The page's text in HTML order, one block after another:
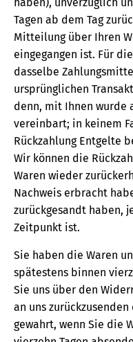
Tagen ab dem Tag
Mitteilung über Ihren
eingegangen ist. Für
dasselbe
ursprünglichen
denn, mit Ihnen wurde
vereinbart; in keinem
Rückzahlung Entgelte
Wir können die
Waren wieder
Nachweis erbracht
zurückgesandt haben,
Zeitpunkt ist.
Sie haben die Waren
spätestens binnen
Sie uns über den
an uns
gewahrt, wenn Sie die